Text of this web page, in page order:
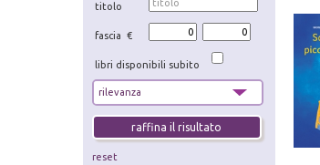
titolo
fascia €
libri disponibili subito
reset